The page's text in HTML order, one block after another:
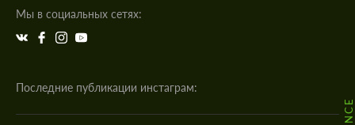
Мы в социальных сетях:
Последние публикации инстаграм: